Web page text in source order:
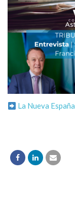
La Nueva España